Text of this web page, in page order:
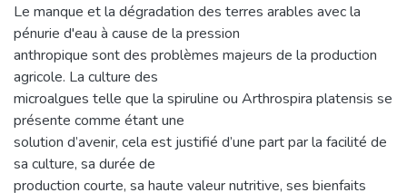
Le manque et la dégradation des terres arables avec la
pénurie d'eau à cause de la pression
anthropique sont des problèmes majeurs de la production
agricole. La culture des
microalgues telle que la spiruline ou Arthrospira platensis se
présente comme étant une
solution d’avenir, cela est justifié d’une part par la facilité de
sa culture, sa durée de
production courte, sa haute valeur nutritive, ses bienfaits